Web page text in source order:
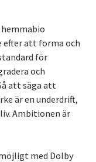
efter att forma och
för
och
att säga att
är en underdrift,
Ambitionen är
med Dolby